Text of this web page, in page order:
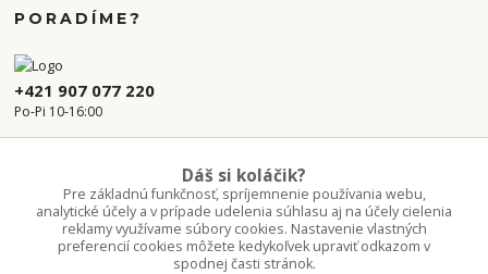
PORADÍME?
+421 907 077 220
Po-Pi 10-16:00
Dáš si koláčik?
Pre základnú funkčnosť, spríjemnenie používania webu,
analytické účely a v prípade udelenia súhlasu aj na účely cielenia
reklamy využívame súbory cookies. Nastavenie vlastných
preferencií cookies môžete kedykoľvek upraviť odkazom v
spodnej časti stránok.